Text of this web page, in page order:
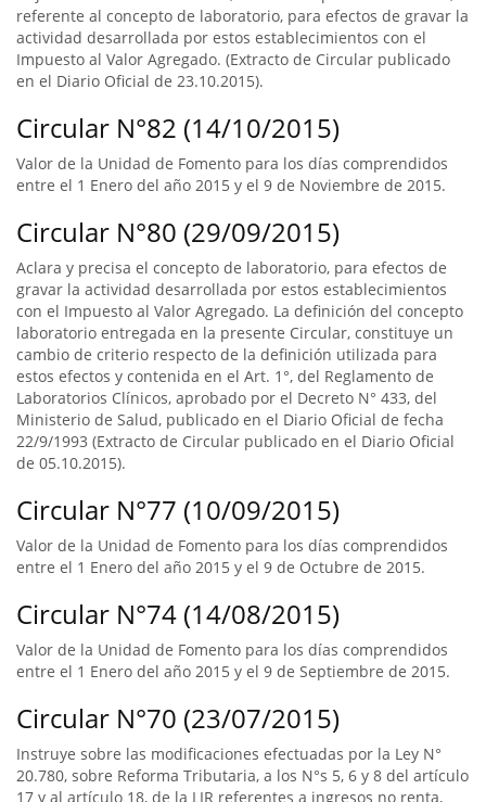
referente al concepto de laboratorio, para efectos de gravar la
actividad desarrollada por estos establecimientos con el
Impuesto al Valor Agregado. (Extracto de Circular publicado
en el Diario Oficial de 23.10.2015).
Circular N°82 (14/10/2015)
Valor de la Unidad de Fomento para los días comprendidos
entre el 1 Enero del año 2015 y el 9 de Noviembre de 2015.
Circular N°80 (29/09/2015)
Aclara y precisa el concepto de laboratorio, para efectos de
gravar la actividad desarrollada por estos establecimientos
con el Impuesto al Valor Agregado. La definición del concepto
laboratorio entregada en la presente Circular, constituye un
cambio de criterio respecto de la definición utilizada para
estos efectos y contenida en el Art. 1°, del Reglamento de
Laboratorios Clínicos, aprobado por el Decreto N° 433, del
Ministerio de Salud, publicado en el Diario Oficial de fecha
22/9/1993 (Extracto de Circular publicado en el Diario Oficial
de 05.10.2015).
Circular N°77 (10/09/2015)
Valor de la Unidad de Fomento para los días comprendidos
entre el 1 Enero del año 2015 y el 9 de Octubre de 2015.
Circular N°74 (14/08/2015)
Valor de la Unidad de Fomento para los días comprendidos
entre el 1 Enero del año 2015 y el 9 de Septiembre de 2015.
Circular N°70 (23/07/2015)
Instruye sobre las modificaciones efectuadas por la Ley N°
20.780, sobre Reforma Tributaria, a los N°s 5, 6 y 8 del artículo
17 y al artículo 18, de la LIR referentes a ingresos no renta,